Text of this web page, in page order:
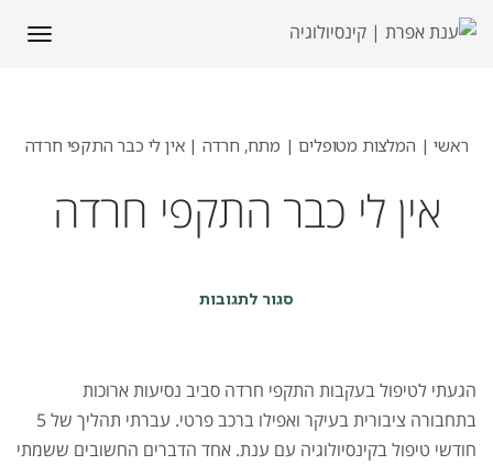
ראשי | המלצות מטופלים | מתח, חרדה | אין לי כבר התקפי חרדה
אין לי כבר התקפי חרדה
סגור לתגובותעל
התקפי
הגעתי לטיפול בעקבות התקפי חרדה סביב נסיעות ארוכות
בתחבורה ציבורית בעיקר ואפילו ברכב פרטי. עברתי תהליך של 5
חודשי טיפול בקינסיולוגיה עם ענת. אחד הדברים החשובים ששמתי